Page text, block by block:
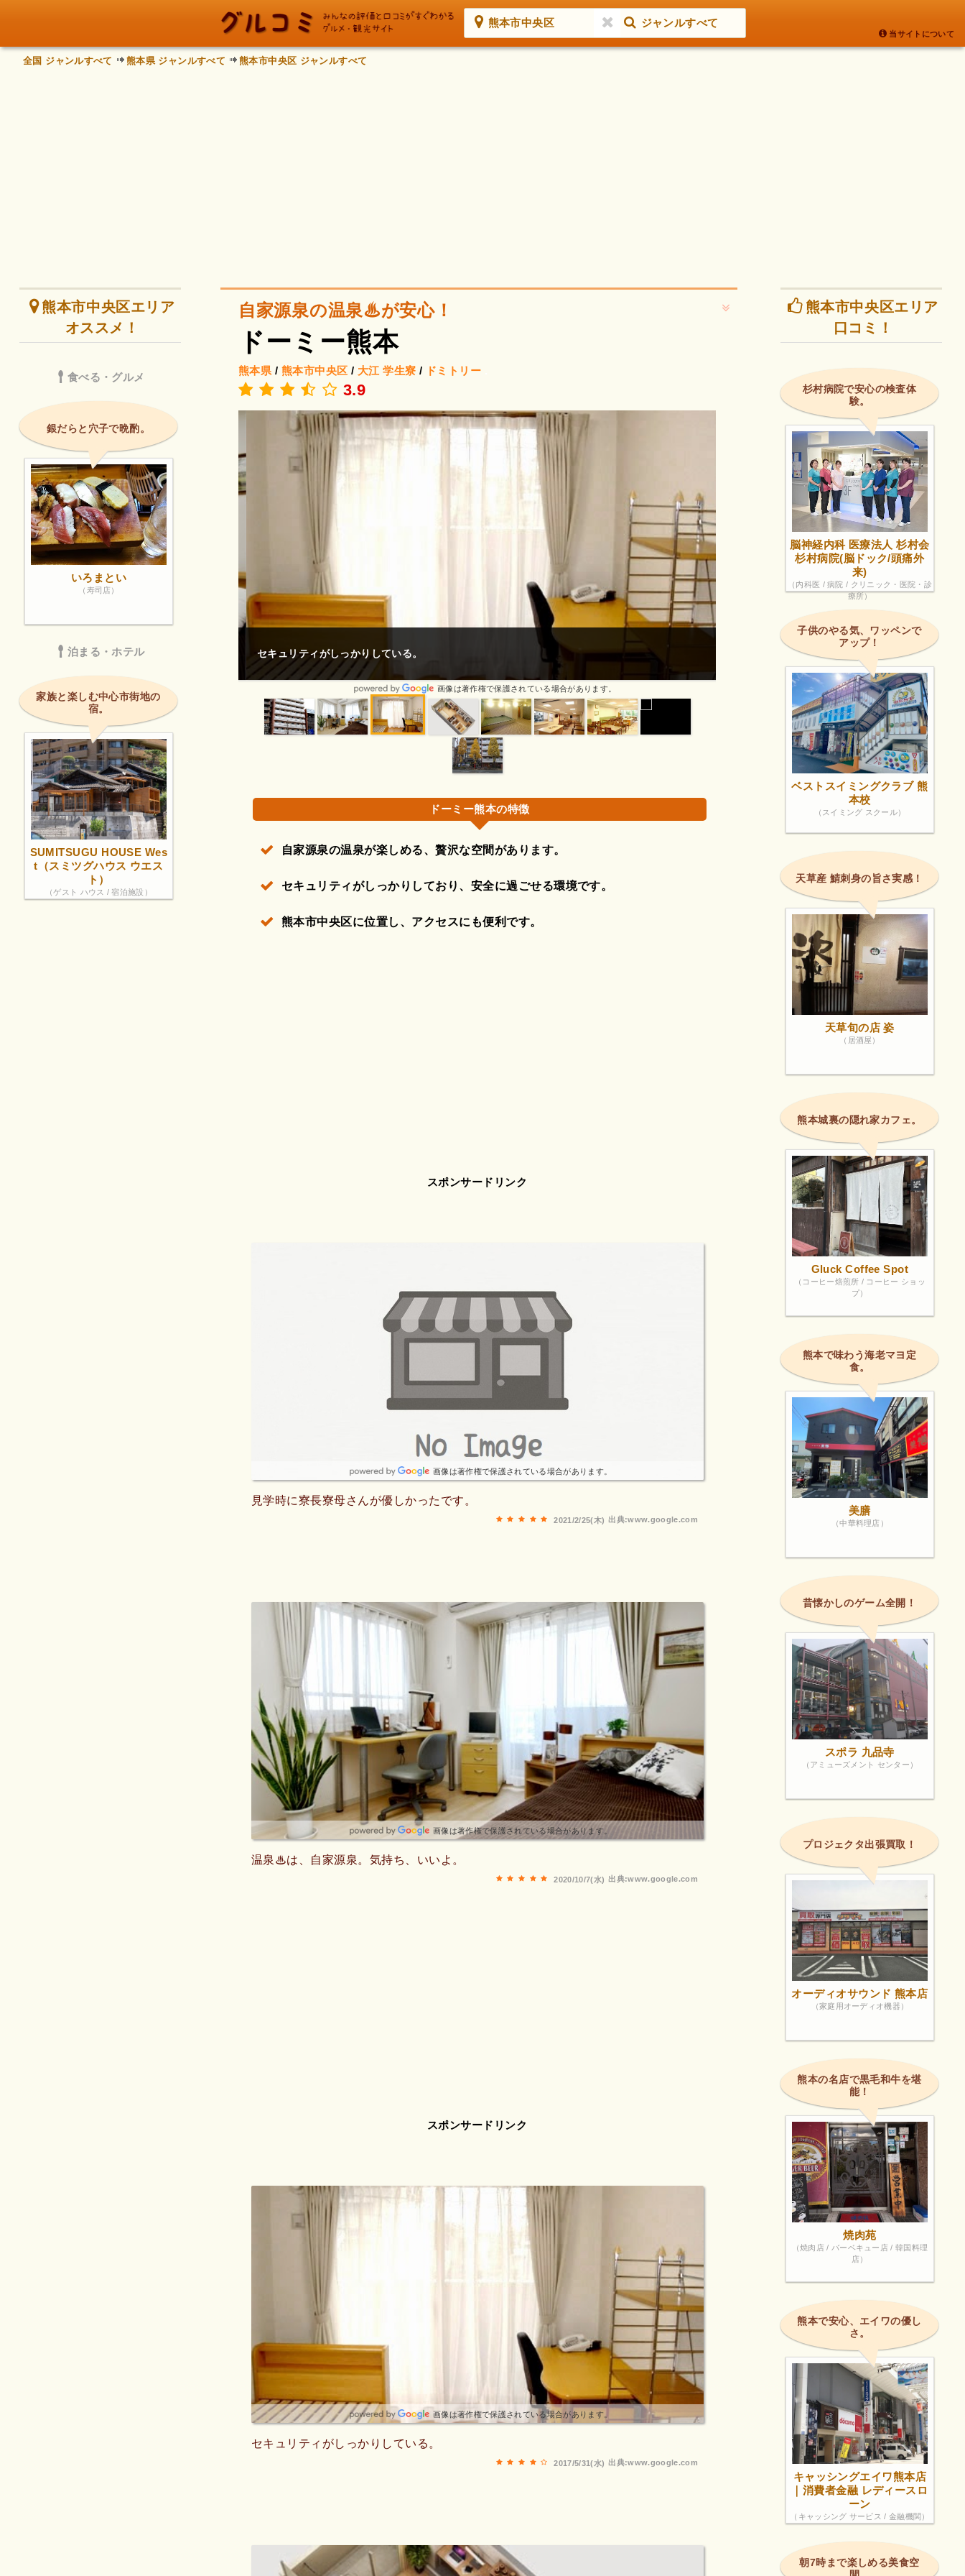
熊本市中央区 ジャンルすべて
当サイトについて
全国 ジャンルすべて 熊本県 ジャンルすべて 熊本市中央区 ジャンルすべて
自家源泉の温泉♨が安心！
ドーミー熊本
熊本県 / 熊本市中央区 / 大江 学生寮 / ドミトリー
3.9
保護されている場合があります。
セキュリティがしっかりしている。
画像は著作権で保護されている場合があります。
見学時に寮長寮母さんが優しかったです。
画像は著作権
ドーミー熊本の特徴
自家源泉の温泉が楽しめる、贅沢な空間があります。
セキュリティがしっかりしており、安全に過ごせる環境です。
熊本市中央区に位置し、アクセスにも便利です。
スポンサードリンク
画像は著作権で保護されている場合があります。
見学時に寮長寮母さんが優しかったです。
出典:www.google.com
2021/2/25(木)
画像は著作権で保護されている場合があります。
温泉♨は、自家源泉。気持ち、いいよ。
出典:www.google.com
2020/10/7(水)
スポンサードリンク
画像は著作権で保護されている場合があります。
セキュリティがしっかりしている。
出典:www.google.com
2017/5/31(水)
熊本市中央区エリア
オススメ！
食べる・グルメ
銀だらと穴子で晩酌。
いろまとい
（寿司店）
泊まる・ホテル
家族と楽しむ中心市街地の
宿。
SUMITSUGU HOUSE Wes
t（スミツグハウス ウエス
ト）
（ゲスト ハウス / 宿泊施設）
熊本市中央区エリア
口コミ！
杉村病院で安心の検査体
験。
脳神経内科 医療法人 杉村会
杉村病院(脳ドック/頭痛外
来)
（内科医 / 病院 / クリニック・医院・診
療所）
子供のやる気、ワッペンで
アップ！
ベストスイミングクラブ 熊
本校
（スイミング スクール）
天草産 鯖刺身の旨さ実感！
天草旬の店 姿
（居酒屋）
熊本城裏の隠れ家カフェ。
Gluck Coffee Spot
（コーヒー焙煎所 / コーヒー ショッ
プ）
熊本で味わう海老マヨ定
食。
美膳
（中華料理店）
昔懐かしのゲーム全開！
スポラ 九品寺
（アミューズメント センター）
プロジェクタ出張買取！
オーディオサウンド 熊本店
（家庭用オーディオ機器）
熊本の名店で黒毛和牛を堪
能！
焼肉苑
（焼肉店 / バーベキュー店 / 韓国料理
店）
熊本で安心、エイワの優し
さ。
キャッシングエイワ熊本店
｜消費者金融 レディースロ
ーン
（キャッシング サービス / 金融機関）
朝7時まで楽しめる美食空